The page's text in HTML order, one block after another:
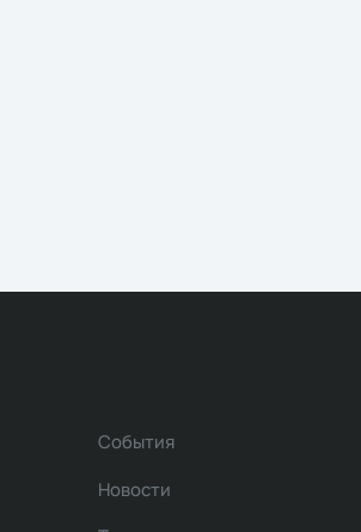
События
Новости